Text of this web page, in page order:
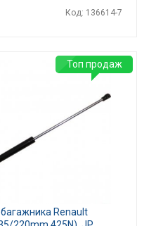
Код: 136614-7
Renault
Топ продаж